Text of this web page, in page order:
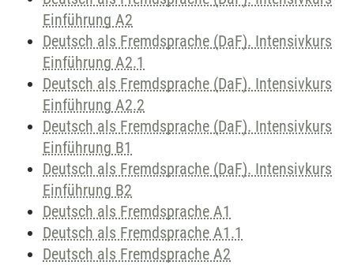
Einführung A2
Deutsch als Fremdsprache (DaF). Intensivkurs
Einführung A2.1
Deutsch als Fremdsprache (DaF). Intensivkurs
Einführung A2.2
Deutsch als Fremdsprache (DaF). Intensivkurs
Einführung B1
Deutsch als Fremdsprache (DaF). Intensivkurs
Einführung B2
Deutsch als Fremdsprache A1
Deutsch als Fremdsprache A1.1
Deutsch als Fremdsprache A2